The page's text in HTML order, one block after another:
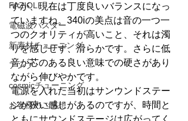
FAZIOLI
電磁波バスター
新素材チューニング
アンプ
cosmicチューニング
お客様のご感想
すが、現在は丁度良いバランスになっ
ていますね。340iの美点は音の一つ一
つのクオリティが高いこと、それは濁
りを感じせず、滑らかです。さらに低
音が芯のある良い意味での硬さがあり
ながら伸びやかです。
電源を入れた当初はサンウンドステー
ジが狹い感じがあるのですが、時間と